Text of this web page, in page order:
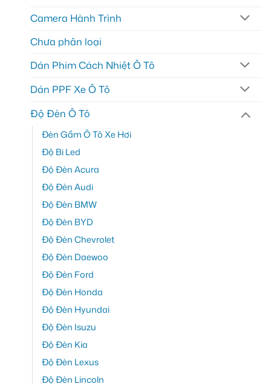
Camera Hành Trình
Chưa phân loại
Dán Phim Cách Nhiệt Ô Tô
Dán PPF Xe Ô Tô
Độ Đèn Ô Tô
Đèn Gầm Ô Tô Xe Hơi
Độ Bi Led
Độ Đèn Acura
Độ Đèn Audi
Độ Đèn BMW
Độ Đèn BYD
Độ Đèn Chevrolet
Độ Đèn Daewoo
Độ Đèn Ford
Độ Đèn Honda
Độ Đèn Hyundai
Độ Đèn Isuzu
Độ Đèn Kia
Độ Đèn Lexus
Độ Đèn Lincoln